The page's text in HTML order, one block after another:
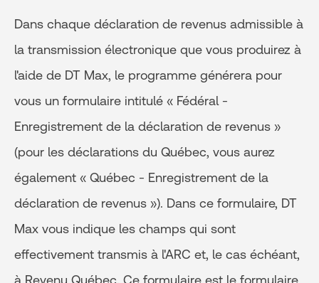
Dans chaque déclaration de revenus admissible à
la transmission électronique que vous produirez à
l'aide de DT Max, le programme générera pour
vous un formulaire intitulé « Fédéral -
Enregistrement de la déclaration de revenus »
(pour les déclarations du Québec, vous aurez
également « Québec - Enregistrement de la
déclaration de revenus »). Dans ce formulaire, DT
Max vous indique les champs qui sont
effectivement transmis à l'ARC et, le cas échéant,
à Revenu Québec. Ce formulaire est le formulaire